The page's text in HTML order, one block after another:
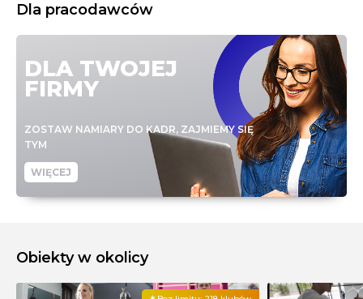
Dla pracodawców
DLA TWOJEJ
FIRMY
ZOSTAW NAMIARY DO KADR, ZAJMIEMY SIĘ
TYM
WIĘCEJ
Obiekty w okolicy